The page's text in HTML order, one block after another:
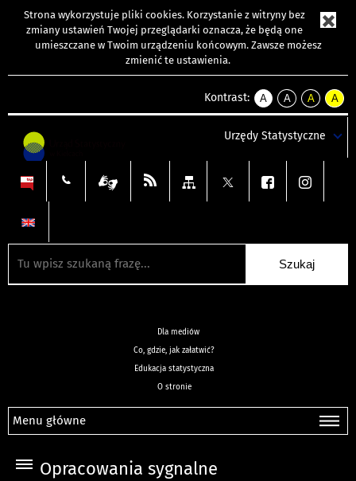
Strona wykorzystuje pliki cookies. Korzystanie z witryny bez
zmiany ustawień Twojej przeglądarki oznacza, że będą one
umieszczane w Twoim urządzeniu końcowym. Zawsze możesz
zmienić te ustawienia.
Kontrast:
A
kontrast
A
kontrast
tekst
czarnym
A
kontrast
tekst
czarnym
A
tekst
żółtym
Urzędy Statystyczne
Dla mediów
Co, gdzie, jak załatwić?
Edukacja statystyczna
O stronie
Menu główne
Opracowania sygnalne